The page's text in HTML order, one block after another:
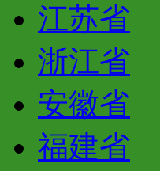
江苏省
浙江省
安徽省
福建省